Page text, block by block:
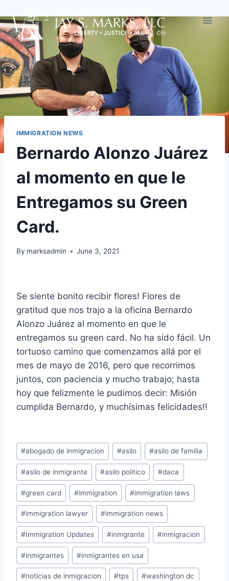
IMMIGRATION NEWS
Bernardo Alonzo Juárez
al momento en que le
Entregamos su Green
Card.
By marksadmin June 3, 2021
Se siente bonito recibir flores! Flores de
gratitud que nos trajo a la oficina Bernardo
Alonzo Juárez al momento en que le
entregamos su green card. No ha sido fácil. Un
tortuoso camino que comenzamos allá por el
mes de mayo de 2016, pero que recorrimos
juntos, con paciencia y mucho trabajo; hasta
hoy que felizmente le pudimos decir: Misión
cumplida Bernardo, y muchísimas felicidades!!
#abogado de inmigracion #asilo #asilo de familia
#asilo de inmigrante #asilo politico #daca
#green card #immigration #immigration laws
#immigration lawyer #immigration news
#Immigration Updates #inmgrante #inmigracion
#inmigrantes #inmigrantes en usa
#noticias de inmigracion #tps #washington dc